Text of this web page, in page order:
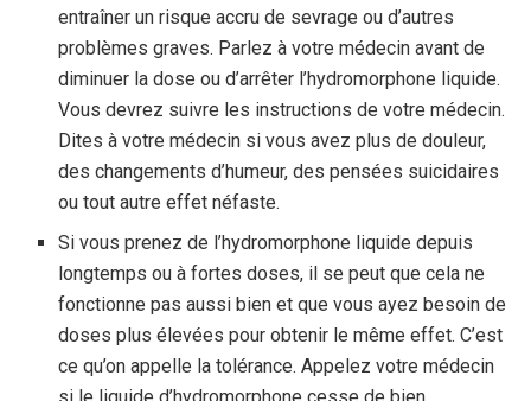
entraîner un risque accru de sevrage ou d’autres
problèmes graves. Parlez à votre médecin avant de
diminuer la dose ou d’arrêter l’hydromorphone liquide.
Vous devrez suivre les instructions de votre médecin.
Dites à votre médecin si vous avez plus de douleur,
des changements d’humeur, des pensées suicidaires
ou tout autre effet néfaste.
Si vous prenez de l’hydromorphone liquide depuis
longtemps ou à fortes doses, il se peut que cela ne
fonctionne pas aussi bien et que vous ayez besoin de
doses plus élevées pour obtenir le même effet. C’est
ce qu’on appelle la tolérance. Appelez votre médecin